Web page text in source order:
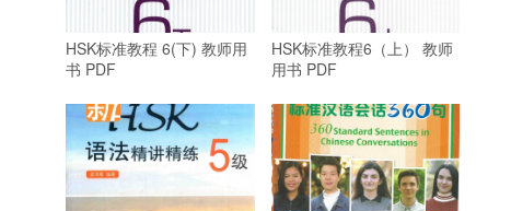
HSK标准教程 6(下) 教师用
书 PDF
HSK标准教程6（上） 教师
用书 PDF